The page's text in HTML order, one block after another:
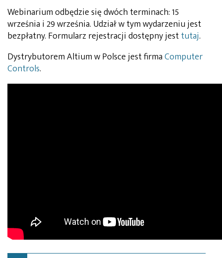
Webinarium odbędzie się dwóch terminach: 15
września i 29 września. Udział w tym wydarzeniu jest
bezpłatny. Formularz rejestracji dostępny jesttutaj.
Dystrybutorem Altium w Polsce jest firmaComputer
Controls.